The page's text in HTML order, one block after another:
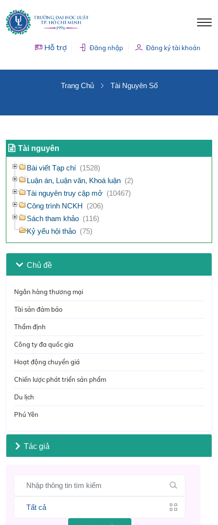
Hỗ trợ Đăng nhập Đăng ký tài khoản
Trang Chủ Tài Nguyên Số
Tài nguyên
Bài viết Tạp chí (1528)
Luận án, Luận văn, Khoá luận (2)
Tài nguyên truy cập mở (10467)
Công trình NCKH (206)
Sách tham khảo (116)
Kỷ yếu hội thảo (75)
Chủ đề
Ngân hàng thương mại
Tài sản đảm bảo
Thẩm định
Công ty đa quốc gia
Hoạt động chuyển giá
Chiến lược phát triển sản phẩm
Du lịch
Phú Yên
Tác giả